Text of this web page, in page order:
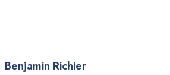
Benjamin Richier